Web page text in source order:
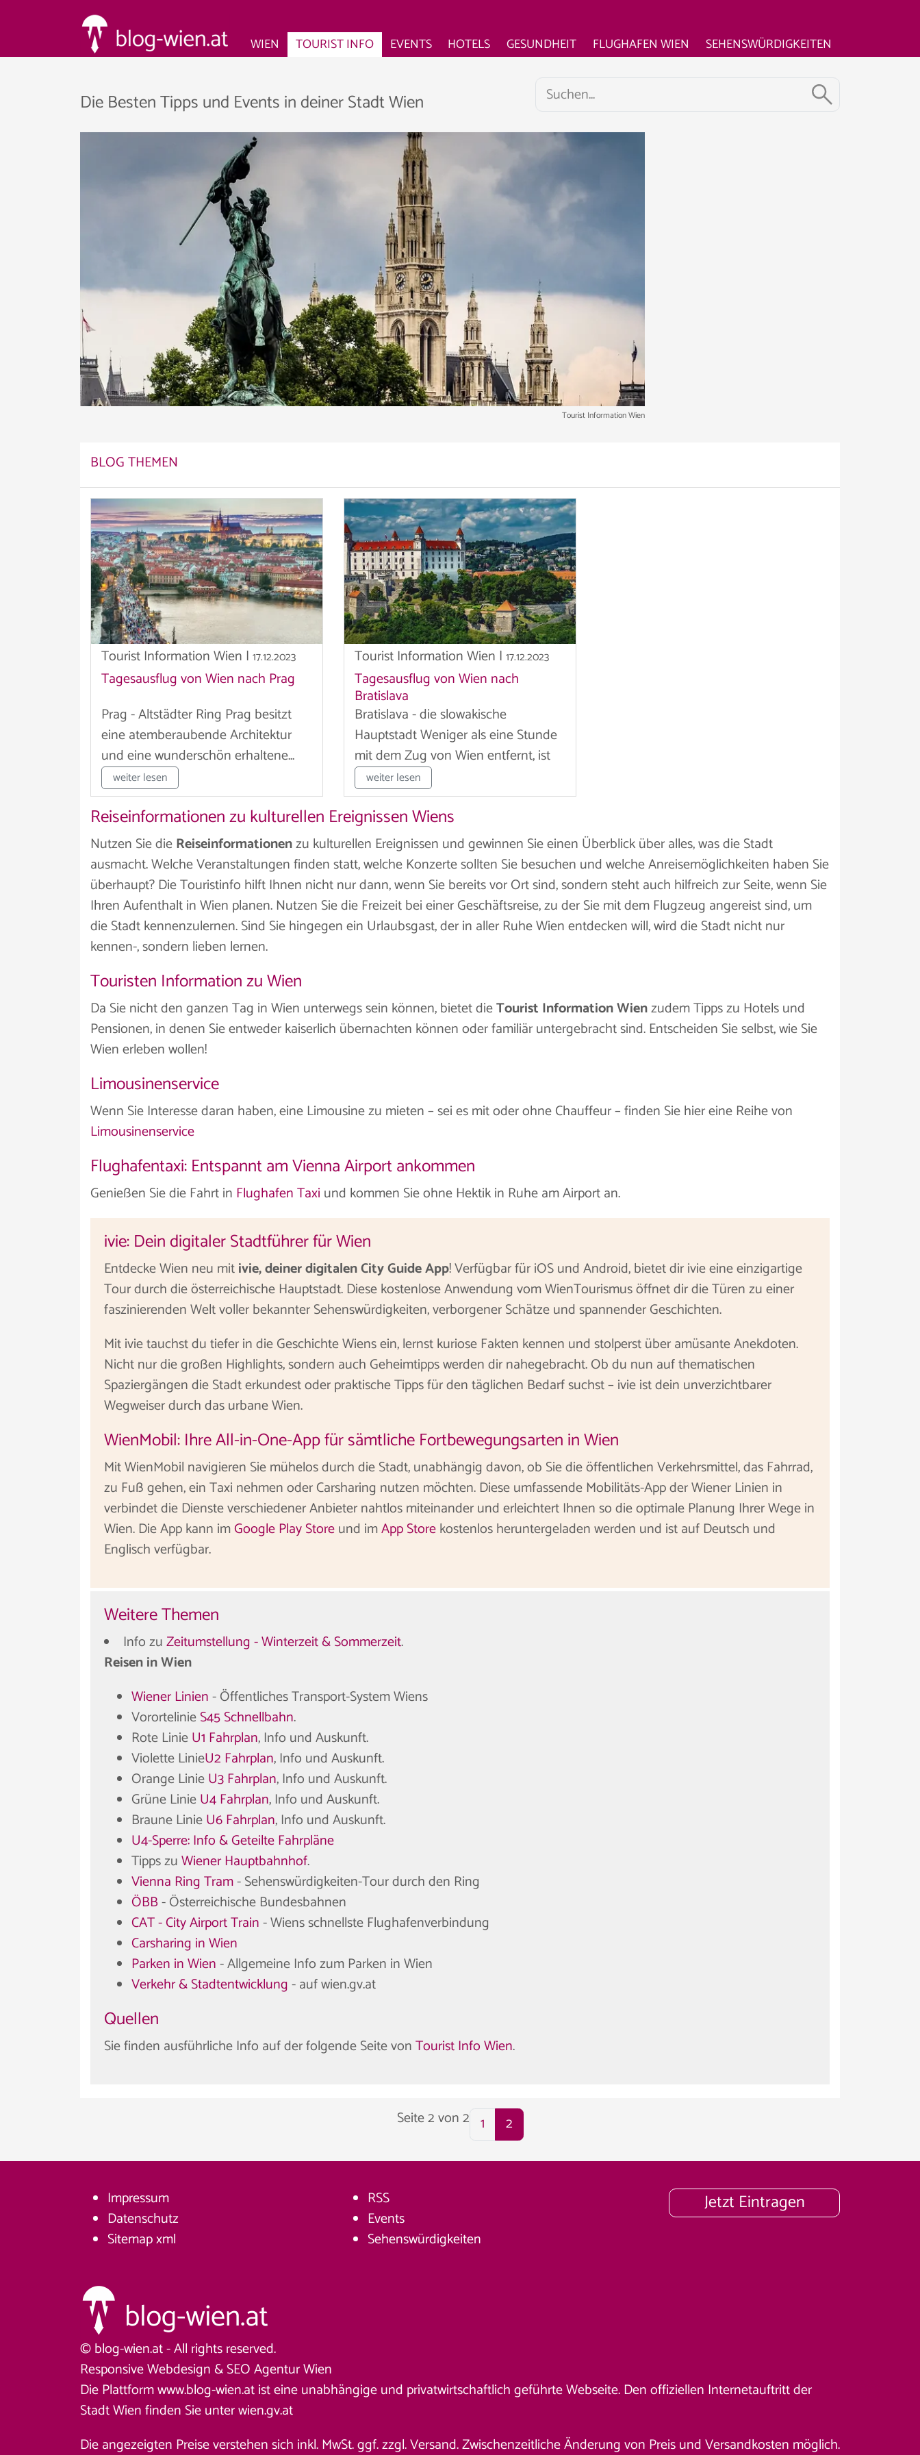
WIEN TOURIST INFO EVENTS HOTELS GESUNDHEIT FLUGHAFEN WIEN SEHENSWÜRDIGKEITEN
Die Besten Tipps und Events in deiner Stadt Wien
Tourist Information Wien
BLOG THEMEN
Tourist Information Wien | 17.12.2023
Tagesausflug von Wien nach Prag
Prag - Altstädter Ring Prag besitzt
eine atemberaubende Architektur
und eine wunderschön erhaltene...
weiter lesen
Tourist Information Wien | 17.12.2023
Tagesausflug von Wien nach
Bratislava
Bratislava - die slowakische
Hauptstadt Weniger als eine Stunde
mit dem Zug von Wien entfernt, ist
die...weiter lesen
Reiseinformationen zu kulturellen Ereignissen Wiens
Nutzen Sie dieReiseinformationenzu kulturellen Ereignissen und gewinnen Sie einen Überblick über alles, was die Stadt
ausmacht. Welche Veranstaltungen finden statt, welche Konzerte sollten Sie besuchen und welche Anreisemöglichkeiten haben Sie
überhaupt? Die Touristinfo hilft Ihnen nicht nur dann, wenn Sie bereits vor Ort sind, sondern steht auch hilfreich zur Seite, wenn Sie
Ihren Aufenthalt in Wien planen. Nutzen Sie die Freizeit bei einer Geschäftsreise, zu der Sie mit dem Flugzeug angereist sind, um
die Stadt kennenzulernen. Sind Sie hingegen ein Urlaubsgast, der in aller Ruhe Wien entdecken will, wird die Stadt nicht nur
kennen-, sondern lieben lernen.
Touristen Information zu Wien
Da Sie nicht den ganzen Tag in Wien unterwegs sein können, bietet dieTourist Information Wienzudem Tipps zu Hotels und
Pensionen, in denen Sie entweder kaiserlich übernachten können oder familiär untergebracht sind. Entscheiden Sie selbst, wie Sie
Wien erleben wollen!
Limousinenservice
Wenn Sie Interesse daran haben, eine Limousine zu mieten – sei es mit oder ohne Chauffeur – finden Sie hier eine Reihe von
Limousinenservice
Flughafentaxi: Entspannt am Vienna Airport ankommen
Genießen Sie die Fahrt in Flughafen Taxi und kommen Sie ohne Hektik in Ruhe am Airport an.
ivie: Dein digitaler Stadtführer für Wien
Entdecke Wien neu mitivie, deiner digitalen City Guide App! Verfügbar für iOS und Android, bietet dir ivie eine einzigartige
Tour durch die österreichische Hauptstadt. Diese kostenlose Anwendung vom WienTourismus öffnet dir die Türen zu einer
faszinierenden Welt voller bekannter Sehenswürdigkeiten, verborgener Schätze und spannender Geschichten.
Mit ivie tauchst du tiefer in die Geschichte Wiens ein, lernst kuriose Fakten kennen und stolperst über amüsante Anekdoten.
Nicht nur die großen Highlights, sondern auch Geheimtipps werden dir nahegebracht. Ob du nun auf thematischen
Spaziergängen die Stadt erkundest oder praktische Tipps für den täglichen Bedarf suchst – ivie ist dein unverzichtbarer
Wegweiser durch das urbane Wien.
WienMobil: Ihre All-in-One-App für sämtliche Fortbewegungsarten in Wien
Mit WienMobil navigieren Sie mühelos durch die Stadt, unabhängig davon, ob Sie die öffentlichen Verkehrsmittel, das Fahrrad,
zu Fuß gehen, ein Taxi nehmen oder Carsharing nutzen möchten. Diese umfassende Mobilitäts-App der Wiener Linien in
verbindet die Dienste verschiedener Anbieter nahtlos miteinander und erleichtert Ihnen so die optimale Planung Ihrer Wege in
Wien. Die App kann imGoogle Play Storeund imApp Storekostenlos heruntergeladen werden und ist auf Deutsch und
Englisch verfügbar.
Weitere Themen
Info zuZeitumstellung - Winterzeit & Sommerzeit.
Reisen in Wien
Wiener Linien- Öffentliches Transport-System Wiens
VorortelinieS45 Schnellbahn.
Rote LinieU1 Fahrplan, Info und Auskunft.
Violette LinieU2 Fahrplan, Info und Auskunft.
Orange LinieU3 Fahrplan, Info und Auskunft.
Grüne LinieU4 Fahrplan, Info und Auskunft.
Braune LinieU6 Fahrplan, Info und Auskunft.
U4-Sperre: Info & Geteilte Fahrpläne
Tipps zuWiener Hauptbahnhof.
Vienna Ring Tram- Sehenswürdigkeiten-Tour durch den Ring
ÖBB- Österreichische Bundesbahnen
CAT - City Airport Train- Wiens schnellste Flughafenverbindung
Carsharing in Wien
Parken in Wien- Allgemeine Info zum Parken in Wien
Verkehr & Stadtentwicklung- auf wien.gv.at
Quellen
Sie finden ausführliche Info auf der folgende Seite vonTourist Info Wien.
Seite 2 von 2 1 2
Impressum
Datenschutz
Sitemapxml
RSS
Events
Sehenswürdigkeiten
Jetzt Eintragen
© blog-wien.at - All rights reserved.
Responsive Webdesign &SEO Agentur Wien
Die Plattform www.blog-wien.at ist eine unabhängige und privatwirtschaftlich geführte Webseite. Den offiziellen Internetauftritt der
Stadt Wien finden Sie unterwien.gv.at
Die angezeigten Preise verstehen sich inkl. MwSt. ggf. zzgl. Versand. Zwischenzeitliche Änderung von Preis und Versandkosten möglich.